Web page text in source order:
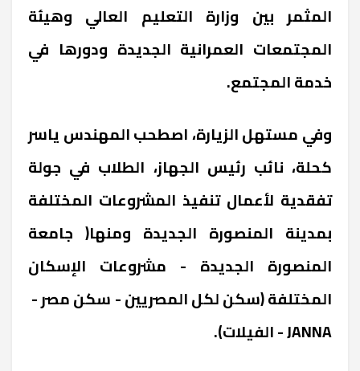
المثمر بين وزارة التعليم العالي وهيئة
المجتمعات العمرانية الجديدة ودورها في
خدمة المجتمع.‏
وفي مستهل الزيارة، اصطحب المهندس ياسر
كحلة، نائب رئيس الجهاز، الطلاب في جولة
تفقدية لأعمال تنفيذ المشروعات المختلفة
بمدينة المنصورة الجديدة ومنها( جامعة
المنصورة الجديدة - مشروعات الإسكان
المختلفة (سكن لكل المصريين - سكن مصر -
JANNA - الفيلات).